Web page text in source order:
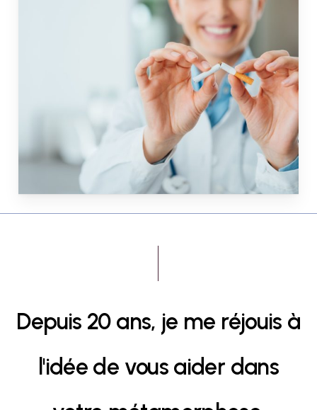
Depuis 20 ans, je me réjouis à
l'idée de vous aider dans